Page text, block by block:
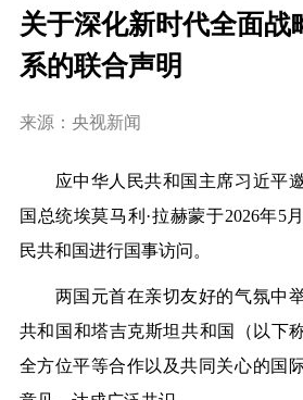
关于深化新时代全面战
系的联合声明
来源：央视新闻
应中华人民共和国主席习近平邀
国总统埃莫马利·拉赫蒙于2026年5
民共和国进行国事访问。
两国元首在亲切友好的气氛中举
共和国和塔吉克斯坦共和国（以下
全方位平等合作以及共同关心的国